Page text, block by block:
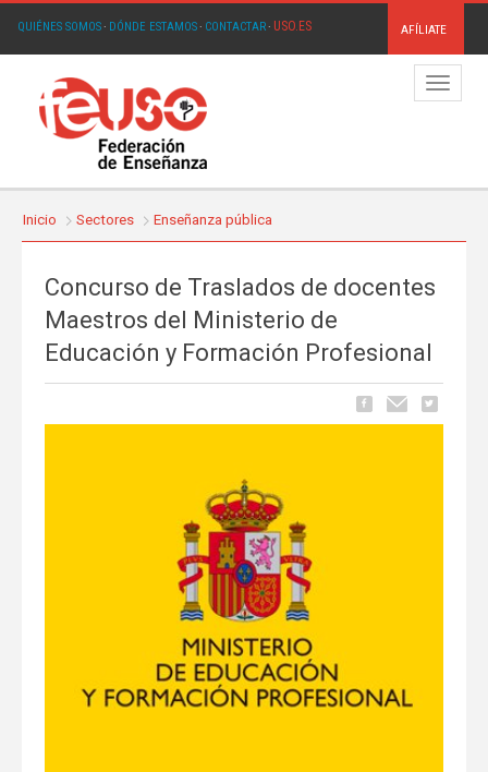
QUIÉNES SOMOS· DÓNDE ESTAMOS· CONTACTAR· USO.ES AFÍLIATE
Menú
Inicio Sectores Enseñanza pública
Concurso de Traslados de docentes
Maestros del Ministerio de
Educación y Formación Profesional